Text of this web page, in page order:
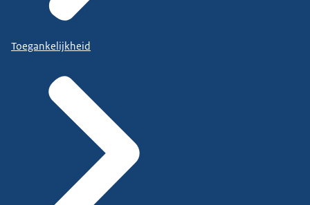
Toegankelijkheid